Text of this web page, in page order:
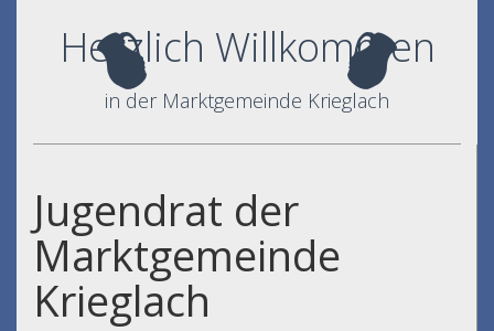
Herzlich Willkommen
in der Marktgemeinde Krieglach
Jugendrat der
Marktgemeinde
Krieglach